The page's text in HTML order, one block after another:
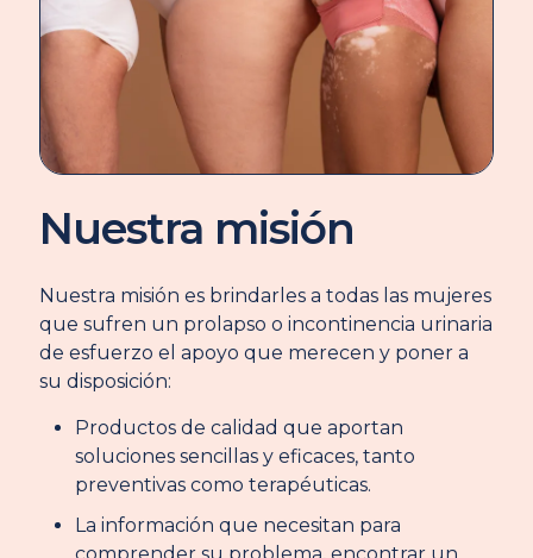
Nuestra misión
Nuestra misión es brindarles a todas las mujeres
que sufren un prolapso o incontinencia urinaria
de esfuerzo el apoyo que merecen y poner a
su disposición:
Productos de calidad que aportan
soluciones sencillas y eficaces, tanto
preventivas como terapéuticas.
La información que necesitan para